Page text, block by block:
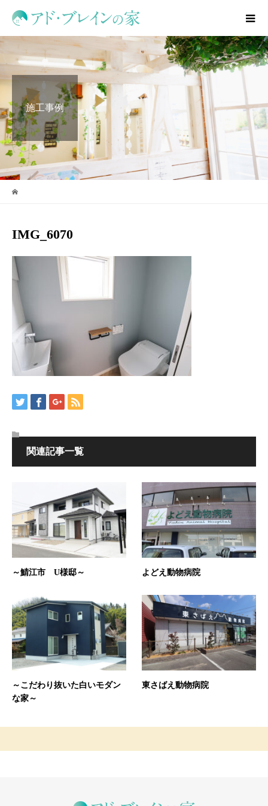
施工事例
IMG_6070
関連記事一覧
～鯖江市 U様邸～ よどえ動物病院
～こだわり抜いた白いモダン
な家～
東さばえ動物病院